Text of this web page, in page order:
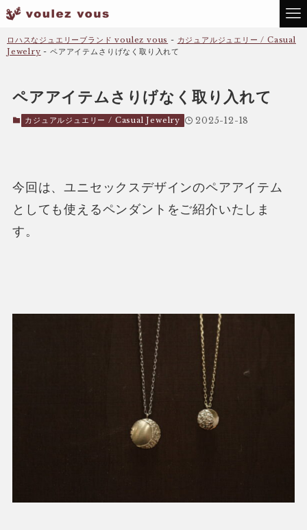
ロハスなジュエリーブランド voulez vous - カジュアルジュエリー / Casual
Jewelry -ペアアイテムさりげなく取り入れて
ペアアイテムさりげなく取り入れて
カジュアルジュエリー / Casual Jewelry 2025-12-18
今回は、ユニセックスデザインのペアアイテム
としても使えるペンダントをご紹介いたしま
す。